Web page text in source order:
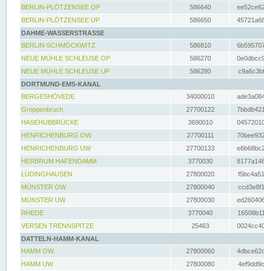
BERLIN-PLÖTZENSEE OP
586640
BERLIN-PLÖTZENSEE UP
586650
DAHME-WASSERSTRASSE
BERLIN-SCHMÖCKWITZ
586810
NEUE MÜHLE SCHLEUSE OP
586270
NEUE MÜHLE SCHLEUSE UP
586280
DORTMUND-EMS-KANAL
BERGESHÖVEDE
34000010
Groppenbruch
27700122
HASEHUBBRÜCKE
3690010
HENRICHENBURG OW
27700111
HENRICHENBURG UW
27700133
HERBRUM HAFENDAMM
3770030
LÜDINGHAUSEN
27800020
MÜNSTER OW
27800040
MÜNSTER UW
27800030
RHEDE
3770040
VERSEN TRENNSPITZE
25463
DATTELN-HAMM-KANAL
HAMM OW
27800060
HAMM UW
27800080